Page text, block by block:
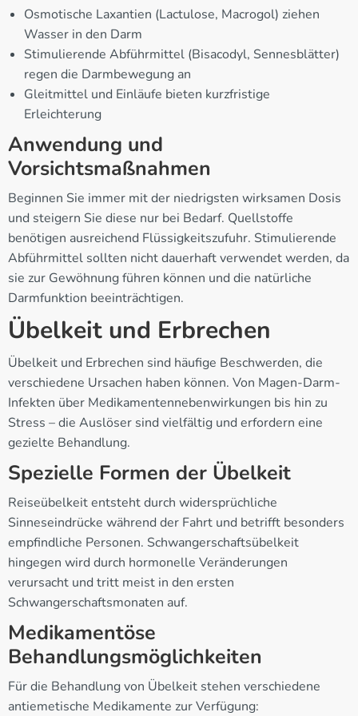
Osmotische Laxantien (Lactulose, Macrogol) ziehen
Wasser in den Darm
Stimulierende Abführmittel (Bisacodyl, Sennesblätter)
regen die Darmbewegung an
Gleitmittel und Einläufe bieten kurzfristige
Erleichterung
Anwendung und
Vorsichtsmaßnahmen
Beginnen Sie immer mit der niedrigsten wirksamen Dosis
und steigern Sie diese nur bei Bedarf. Quellstoffe
benötigen ausreichend Flüssigkeitszufuhr. Stimulierende
Abführmittel sollten nicht dauerhaft verwendet werden, da
sie zur Gewöhnung führen können und die natürliche
Darmfunktion beeinträchtigen.
Übelkeit und Erbrechen
Übelkeit und Erbrechen sind häufige Beschwerden, die
verschiedene Ursachen haben können. Von Magen-Darm-
Infekten über Medikamentennebenwirkungen bis hin zu
Stress – die Auslöser sind vielfältig und erfordern eine
gezielte Behandlung.
Spezielle Formen der Übelkeit
Reiseübelkeit entsteht durch widersprüchliche
Sinneseindrücke während der Fahrt und betrifft besonders
empfindliche Personen. Schwangerschaftsübelkeit
hingegen wird durch hormonelle Veränderungen
verursacht und tritt meist in den ersten
Schwangerschaftsmonaten auf.
Medikamentöse
Behandlungsmöglichkeiten
Für die Behandlung von Übelkeit stehen verschiedene
antiemetische Medikamente zur Verfügung: